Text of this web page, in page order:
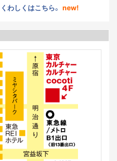
くわしくはこちら。 new!